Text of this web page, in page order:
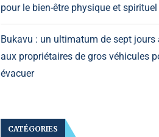
pour le bien-être physique et spirituel
Bukavu : un ultimatum de sept jours
aux propriétaires de gros véhicules
évacuer
CATÉGORIES